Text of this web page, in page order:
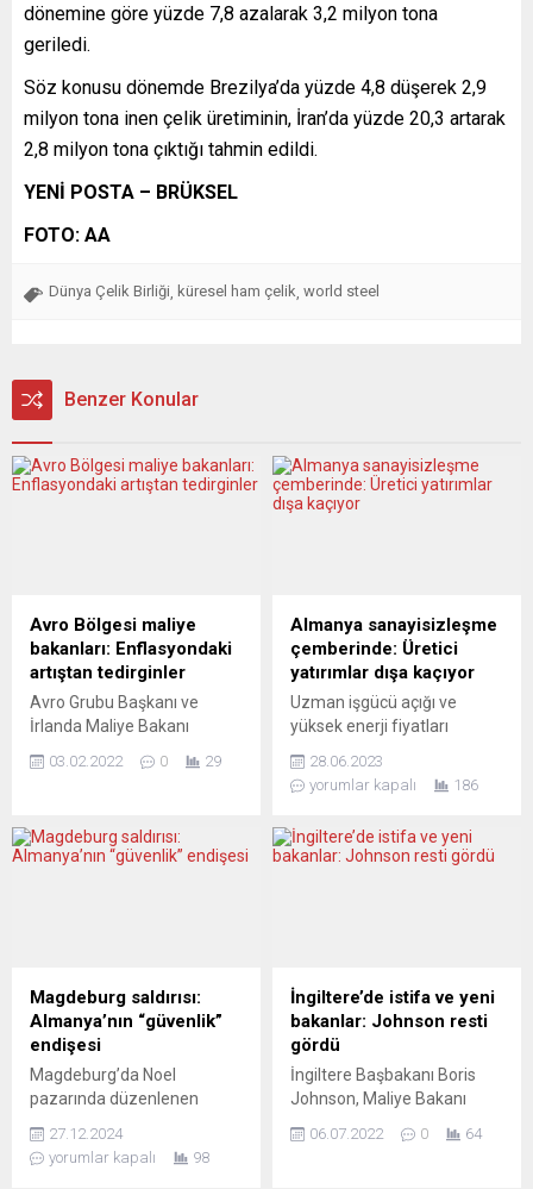
dönemine göre yüzde 7,8 azalarak 3,2 milyon tona
geriledi.
Söz konusu dönemde Brezilya’da yüzde 4,8 düşerek 2,9
milyon tona inen çelik üretiminin, İran’da yüzde 20,3 artarak
2,8 milyon tona çıktığı tahmin edildi.
YENİ POSTA – BRÜKSEL
FOTO: AA
Dünya Çelik Birliği küresel ham çelik world steel
Benzer Konular
Avro Bölgesi maliye
bakanları: Enflasyondaki
artıştan tedirginler
Avro Grubu Başkanı ve
İrlanda Maliye Bakanı
enflasyondaki artışın
etkilediğini, Avro Bölgesi
maliye bakanlarının bu
Ekonomik ve Mali İşler
Komitesi’nde, Avro Bölgesi
ekonomisinin durumu
hakkında açıklamalarda
bulundu. Ekonominin
görünümüne yönelik bazı
belirsizlikler...
03.02.2022 0 29
Almanya sanayisizleşme
çemberinde: Üretici
yatırımlar dışa kaçıyor
Uzman işgücü açığı ve
yüksek enerji fiyatları
ekonomisini sıkıştırmayı
sürdürüyor. Büyük sermaye
tanınan Alman Ekonomi
Enstitüsü (IW), geçen yılın
dolar tutarında daha fazla
bir sermayenin “doğrudan
yatırımlar halinde” Almanya
dışına çıktığını saptadı.
Özellikle uzman...
28.06.2023
yorumlar kapalı
186
Magdeburg saldırısı:
Almanya’nın “güvenlik”
endişesi
Magdeburg’da Noel
pazarında düzenlenen
ve Avrupa’yı derinden
sarstı. Saldırıda beş kişi
27.12.2024
yorumlar kapalı
98
İngiltere’de istifa ve yeni
bakanlar: Johnson resti
gördü
İngiltere Başbakanı Boris
Johnson, Maliye Bakanı
istifasının ardından Eğitim
06.07.2022 0 64